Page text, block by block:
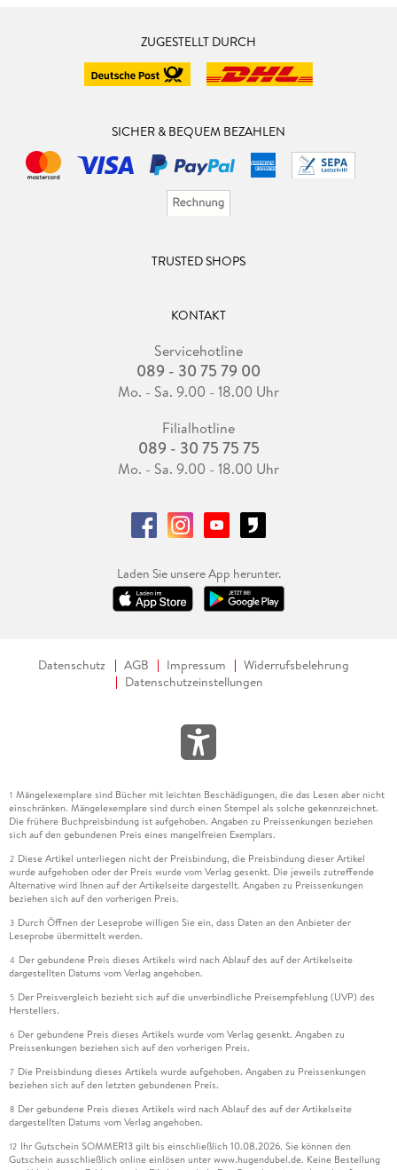
ZUGESTELLT DURCH
SICHER & BEQUEM BEZAHLEN
TRUSTED SHOPS
KONTAKT
Servicehotline
089 - 30 75 79 00
Mo. - Sa. 9.00 - 18.00 Uhr
Filialhotline
089 - 30 75 75 75
Mo. - Sa. 9.00 - 18.00 Uhr
Laden Sie unsere App herunter.
Datenschutz AGB Impressum
Widerrufsbelehrung
Datenschutzeinstellungen
1 Mängelexemplare sind Bücher mit leichten Beschädigungen, die das Lesen aber nicht
einschränken. Mängelexemplare sind durch einen Stempel als solche gekennzeichnet.
Die frühere Buchpreisbindung ist aufgehoben. Angaben zu Preissenkungen beziehen
sich auf den gebundenen Preis eines mangelfreien Exemplars.
2 Diese Artikel unterliegen nicht der Preisbindung, die Preisbindung dieser Artikel
wurde aufgehoben oder der Preis wurde vom Verlag gesenkt. Die jeweils zutreffende
Alternative wird Ihnen auf der Artikelseite dargestellt. Angaben zu Preissenkungen
beziehen sich auf den vorherigen Preis.
3 Durch Öffnen der Leseprobe willigen Sie ein, dass Daten an den Anbieter der
Leseprobe übermittelt werden.
4 Der gebundene Preis dieses Artikels wird nach Ablauf des auf der Artikelseite
dargestellten Datums vom Verlag angehoben.
5 Der Preisvergleich bezieht sich auf die unverbindliche Preisempfehlung (UVP) des
Herstellers.
6 Der gebundene Preis dieses Artikels wurde vom Verlag gesenkt. Angaben zu
Preissenkungen beziehen sich auf den vorherigen Preis.
7 Die Preisbindung dieses Artikels wurde aufgehoben. Angaben zu Preissenkungen
beziehen sich auf den letzten gebundenen Preis.
8 Der gebundene Preis dieses Artikels wird nach Ablauf des auf der Artikelseite
dargestellten Datums vom Verlag angehoben.
12 Ihr Gutschein SOMMER13 gilt bis einschließlich 10.08.2026. Sie können den
Gutschein ausschließlich online einlösen unter www.hugendubel.de. Keine Bestellung